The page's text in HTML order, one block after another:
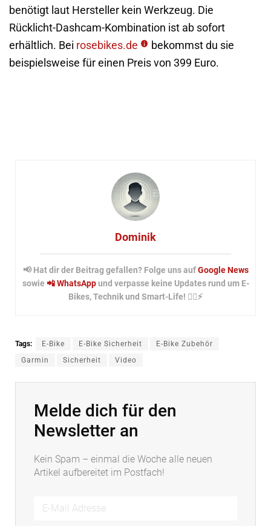
benötigt laut Hersteller kein Werkzeug. Die
Rücklicht-Dashcam-Kombination ist ab sofort
erhältlich. Bei rosebikes.de
bekommst du sie
beispielsweise für einen Preis von 399 Euro.
Dominik
📢 Hat dir der Beitrag gefallen? Folge uns aufGoogle News
sowie 📲 WhatsAppund verpasse keine Updates rund um E-
Bikes, Technik und Smart-Life! 🚴‍♂️⚡
Tags: E-Bike E-Bike Sicherheit
E-Bike Zubehör
Garmin
Sicherheit Video
Melde dich für den
Newsletter an
Kein Spam – einmal die Woche alle neuen
Artikel aufbereitet im Postfach!